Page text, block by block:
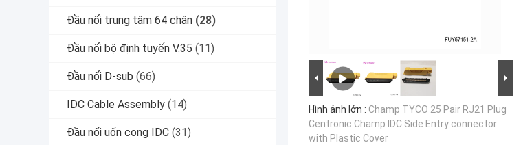
Đầu nối trung tâm 64 chân (28)
Đầu nối bộ định tuyến V.35 (11)
Đầu nối D-sub (66)
IDC Cable Assembly (14)
Đầu nối uốn cong IDC (31)
Hình ảnh lớn : Champ TYCO 25 Pair RJ21 Plug
Centronic Champ IDC Side Entry connector
with Plastic Cover